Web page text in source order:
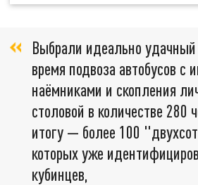
Выбрали идеально
время подвоза автобусов с
наёмниками и скопления
столовой в количестве 280
итогу — более 100
которых уже
кубинцев,